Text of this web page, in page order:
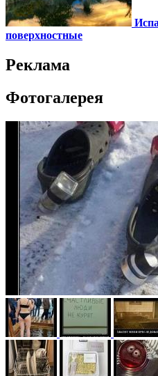
поверхностные
Реклама
Фотогалерея